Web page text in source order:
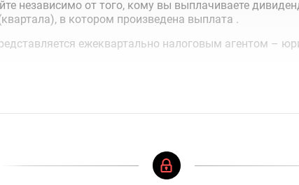
независимо от того, кому вы выплачиваете
в котором произведена выплата .
ежеквартально налоговым агентом –